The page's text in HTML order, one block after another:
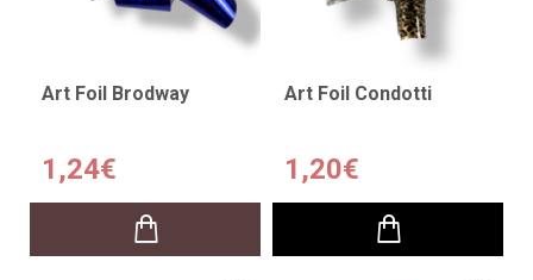
Art Foil Brodway
1,24€
Art Foil Condotti
1,20€